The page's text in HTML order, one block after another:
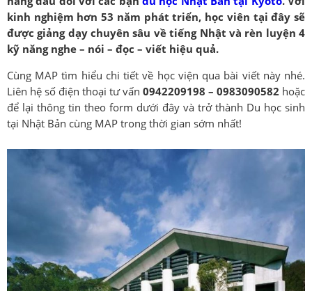
kinh nghiệm hơn 53 năm phát triển, học viên tại đây sẽ
được giảng dạy chuyên sâu về tiếng Nhật và rèn luyện 4
kỹ năng nghe – nói – đọc – viết hiệu quả.
Cùng MAP tìm hiểu chi tiết về học viện qua bài viết này nhé.
Liên hệ số điện thoại tư vấn 0942209198 – 0983090582 hoặc
để lại thông tin theo form dưới đây và trở thành Du học sinh
tại Nhật Bản cùng MAP trong thời gian sớm nhất!